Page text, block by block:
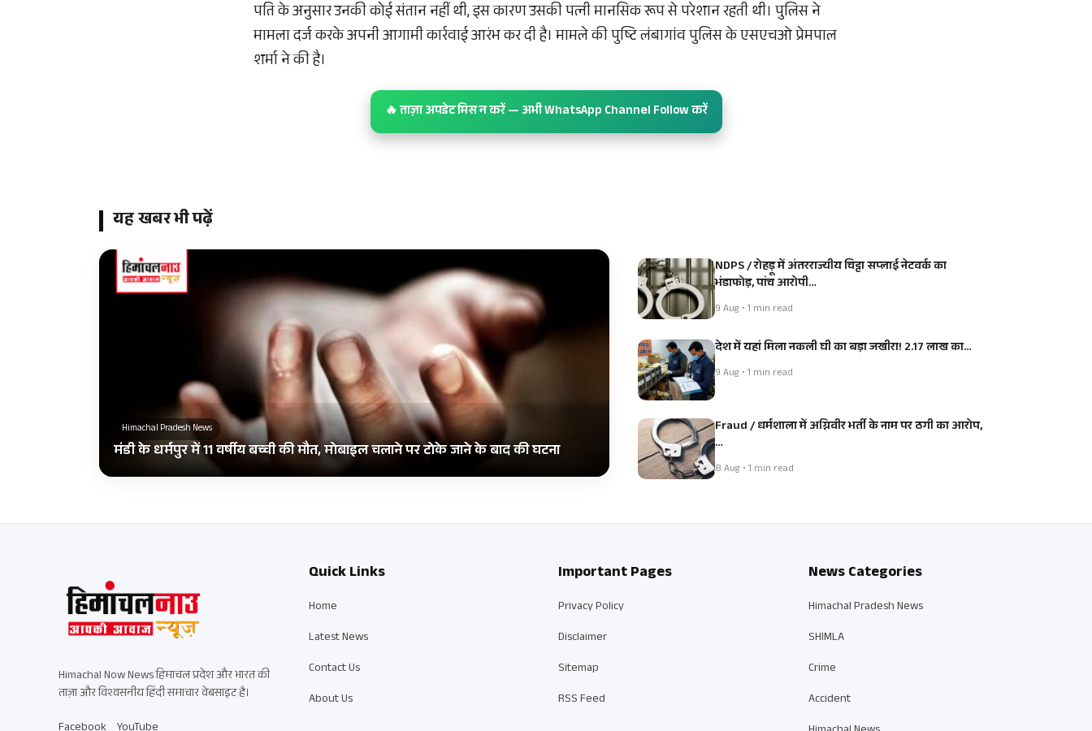
पति के अनुसार उनकी कोई संतान नहीं थी, इस कारण उसकी पत्नी मानसिक रूप से परेशान रहती थी। पुलिस ने
मामला दर्ज करके अपनी आगामी कार्रवाई आरंभ कर दी है। मामले की पुष्टि लंबागांव पुलिस के एसएचओ प्रेमपाल
शर्मा ने की है।
🔥 ताज़ा अपडेट मिस न करें — अभी WhatsApp Channel Follow करें
यह खबर भी पढ़ें
Himachal Pradesh News
मंडी के धर्मपुर में 11 वर्षीय बच्ची की मौत, मोबाइल चलाने पर टोके जाने के बाद की घटना
NDPS / रोहड़ू में अंतरराज्यीय चिट्टा सप्लाई नेटवर्क का
भंडाफोड़, पांच आरोपी…
9 Aug • 1 min read
देश में यहां मिला नकली घी का बड़ा जखीरा! 2.17 लाख का…
9 Aug • 1 min read
Fraud / धर्मशाला में अग्निवीर भर्ती के नाम पर ठगी का आरोप,
…
8 Aug • 1 min read
Himachal Now News हिमाचल प्रदेश और भारत की
ताज़ा और विश्वसनीय हिंदी समाचार वेबसाइट है।
Quick Links
Home
Latest News
Contact Us
About Us
Important Pages
Privacy Policy
Disclaimer
Sitemap
RSS Feed
News Categories
Himachal Pradesh News
SHIMLA
Crime
Accident